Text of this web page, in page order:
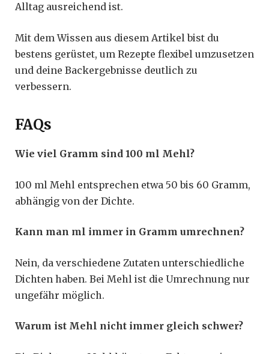
Alltag ausreichend ist.
Mit dem Wissen aus diesem Artikel bist du
bestens gerüstet, um Rezepte flexibel umzusetzen
und deine Backergebnisse deutlich zu
verbessern.
FAQs
Wie viel Gramm sind 100 ml Mehl?
100 ml Mehl entsprechen etwa 50 bis 60 Gramm,
abhängig von der Dichte.
Kann man ml immer in Gramm umrechnen?
Nein, da verschiedene Zutaten unterschiedliche
Dichten haben. Bei Mehl ist die Umrechnung nur
ungefähr möglich.
Warum ist Mehl nicht immer gleich schwer?